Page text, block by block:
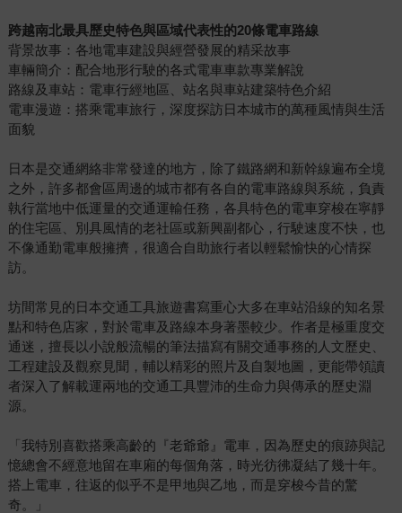
跨越南北最具歷史特色與區域代表性的20條電車路線
背景故事：各地電車建設與經營發展的精采故事
車輛簡介：配合地形行駛的各式電車車款專業解說
路線及車站：電車行經地區、站名與車站建築特色介紹
電車漫遊：搭乘電車旅行，深度探訪日本城市的萬種風情與生活
面貌
日本是交通網絡非常發達的地方，除了鐵路網和新幹線遍布全境
之外，許多都會區周邊的城市都有各自的電車路線與系統，負責
執行當地中低運量的交通運輸任務，各具特色的電車穿梭在寧靜
的住宅區、別具風情的老社區或新興副都心，行駛速度不快，也
不像通勤電車般擁擠，很適合自助旅行者以輕鬆愉快的心情探
訪。
坊間常見的日本交通工具旅遊書寫重心大多在車站沿線的知名景
點和特色店家，對於電車及路線本身著墨較少。作者是極重度交
通迷，擅長以小說般流暢的筆法描寫有關交通事務的人文歷史、
工程建設及觀察見聞，輔以精彩的照片及自製地圖，更能帶領讀
者深入了解載運兩地的交通工具豐沛的生命力與傳承的歷史淵
源。
「我特別喜歡搭乘高齡的『老爺爺』電車，因為歷史的痕跡與記
憶總會不經意地留在車廂的每個角落，時光彷彿凝結了幾十年。
搭上電車，往返的似乎不是甲地與乙地，而是穿梭今昔的驚
奇。」